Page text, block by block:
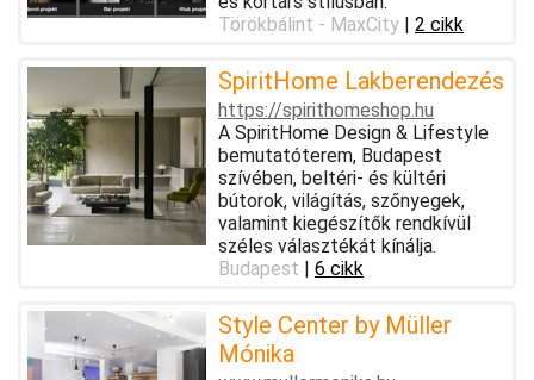
Törökbálint - MaxCity | 2 cikk
SpiritHome Lakberendezés
https://spirithomeshop.hu
A SpiritHome Design & Lifestyle
bemutatóterem, Budapest
szívében, beltéri- és kültéri
bútorok, világítás, szőnyegek,
valamint kiegészítők rendkívül
széles választékát kínálja.
Budapest | 6 cikk
Style Center by Müller
Mónika